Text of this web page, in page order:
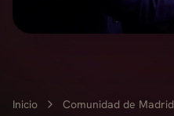
Inicio Comunidad de Madrid